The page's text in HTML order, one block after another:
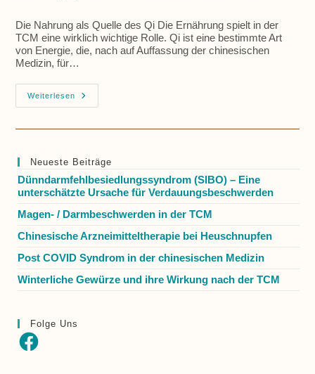
Die Nahrung als Quelle des Qi Die Ernährung spielt in der
TCM eine wirklich wichtige Rolle. Qi ist eine bestimmte Art
von Energie, die, nach auf Auffassung der chinesischen
Medizin, für…
Weiterlesen
Hirse,
Mehr
Zum
Frühstück
Neueste Beiträge
Dünndarmfehlbesiedlungssyndrom (SIBO) – Eine
unterschätzte Ursache für Verdauungsbeschwerden
Magen- / Darmbeschwerden in der TCM
Chinesische Arzneimitteltherapie bei Heuschnupfen
Post COVID Syndrom in der chinesischen Medizin
Winterliche Gewürze und ihre Wirkung nach der TCM
Folge Uns
Facebook